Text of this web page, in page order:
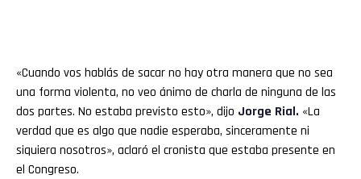
«Cuando vos hablás de sacar no hay otra manera que no sea
una forma violenta, no veo ánimo de charla de ninguna de las
dos partes. No estaba previsto esto», dijo Jorge Rial. «La
verdad que es algo que nadie esperaba, sinceramente ni
siquiera nosotros», aclaró el cronista que estaba presente en
el Congreso.